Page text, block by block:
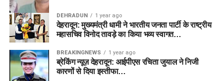
DEHRADUN 1 year ago
देहरादून: मुख्यमंत्री धामी ने भारतीय जनता पार्टी के राष्ट्रीय
महासचिव विनोद तावड़े का किया भव्य स्वागत…
BREAKINGNEWS 1 year ago
ब्रेकिंग न्यूज़ देहरादून: आईपीएस रचिता जुयाल ने निजी
कारणों से दिया इस्तीफा…